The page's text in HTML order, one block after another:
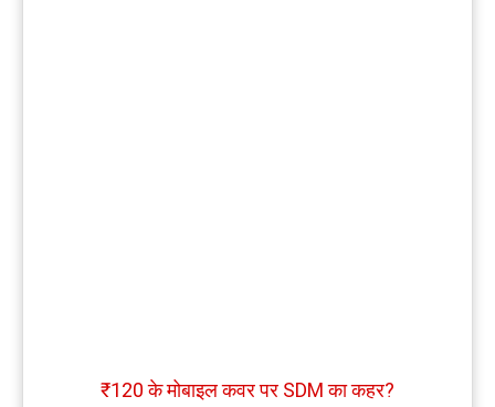
₹120 के मोबाइल कवर पर SDM का कहर?